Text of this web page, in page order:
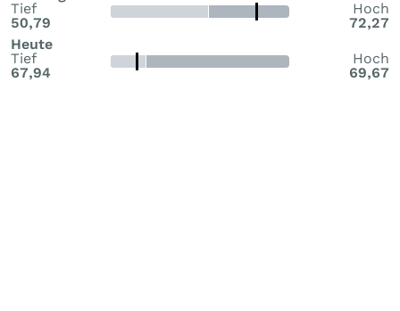
Tief
50,79
Hoch
72,27
Heute
Tief
67,94
Hoch
69,67